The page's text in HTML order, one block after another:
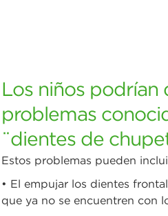
Los niños podrían
problemas
¨dientes de
Estos problemas pueden
• El empujar los dientes
que ya no se encuentren con